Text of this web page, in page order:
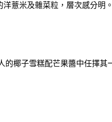
薏米及雜菜粒，層次感分明。
椰⼦雪糕配芒果醬中任擇其